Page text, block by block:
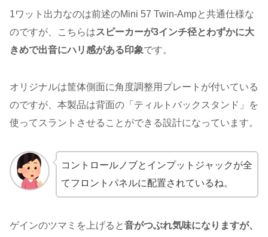
1ワット出力なのは前述のMini 57 Twin-Ampと共通仕様な
のですが、こちらはスピーカーが3インチ径とわずかに大
きめで出音にハリ感がある印象です。
オリジナルは筐体側面に角度調整用プレートが付いている
のですが、本製品は背面の「ティルトバックスタンド」を
使ってスラントさせることができる設計になっています。
コントロールノブとインプットジャックが全
てフロントパネルに配置されているね。
ゲインのツマミを上げると音がつぶれ気味になりますが、